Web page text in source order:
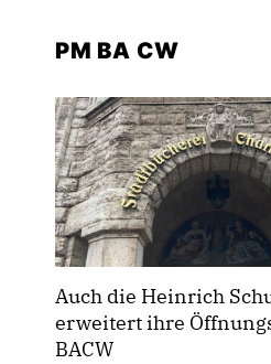
PM BA CW
Auch die Heinrich
erweitert ihre
BACW